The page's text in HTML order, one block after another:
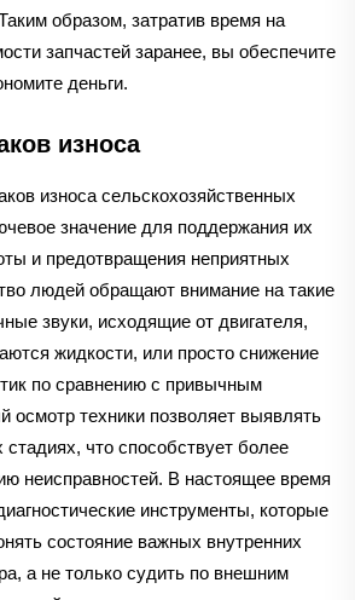
образом, затратив время на
запчастей заранее, вы обеспечите
деньги.
износа
износа сельскохозяйственных
значение для поддержания их
и предотвращения неприятных
людей обращают внимание на такие
звуки, исходящие от двигателя,
жидкости, или просто снижение
по сравнению с привычным
осмотр техники позволяет выявлять
что способствует более
неисправностей. В настоящее время
инструменты, которые
состояние важных внутренних
а не только судить по внешним